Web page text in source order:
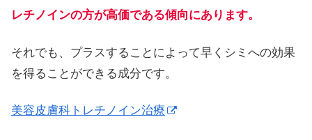
レチノインの方が高価である傾向にあります。
それでも、プラスすることによって早くシミへの効果
を得ることができる成分です。
美容皮膚科トレチノイン治療